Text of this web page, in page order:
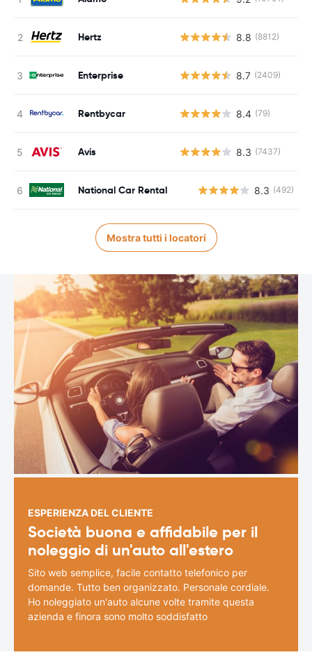
Hertz 8.8 (8812)
Enterprise 8.7 (2409)
Rentbycar 8.4 (79)
Avis 8.3 (7437)
National Car Rental 8.3 (492)
Mostra tutti i locatori
ESPERIENZA DEL CLIENTE
Società buona e affidabile per il
noleggio di un'auto all'estero
Sito web semplice, facile contatto telefonico per
domande. Tutto ben organizzato. Personale cordiale.
Ho noleggiato un'auto alcune volte tramite questa
azienda e finora sono molto soddisfatto